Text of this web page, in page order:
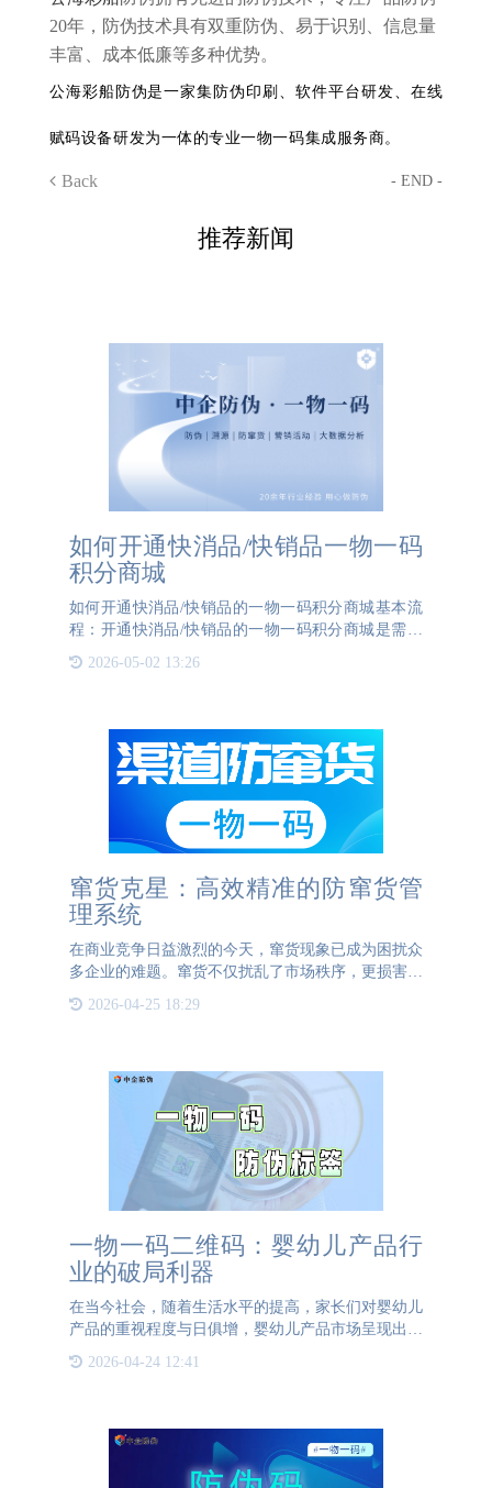
20年，防伪技术具有双重防伪、易于识别、信息量
丰富、成本低廉等多种优势。
公海彩船防伪是一家集防伪印刷、软件平台研发、在线
赋码设备研发为一体的专业一物一码集成服务商。
Back - END -
推荐新闻
如何开通快消品/快销品一物一码
积分商城
如何开通快消品/快销品的一物一码积分商城基本流
程：开通快消品/快销品的一物一码积分商城是需要
企业与专业的第三方公司合作，以确保系统的顺利实
施和高效运行。以下是一个详细的指南，帮助企业了
2026-05-02 13:26
窜货克星：高效精准的防窜货管
理系统
在商业竞争日益激烈的今天，窜货现象已成为困扰众
多企业的难题。窜货不仅扰乱了市场秩序，更损害了
效精准的防窜货管理系统应运而生，成为企业维护市
2026-04-25 18:29
一物一码二维码：婴幼儿产品行
业的破局利器
在当今社会，随着生活水平的提高，家长们对婴幼儿
产品的重视程度与日俱增，婴幼儿产品市场呈现出蓬
勃发展的态势。然而，这也吸引了众多企业涌入，行
业竞争愈发激烈。在这样的市场环境下，品牌企业如
2026-04-24 12:41